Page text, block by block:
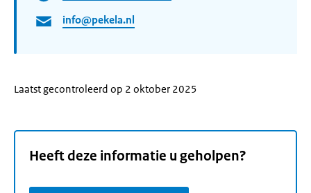
info@pekela.nl
Laatst gecontroleerd op 2 oktober 2025
Heeft deze informatie u geholpen?